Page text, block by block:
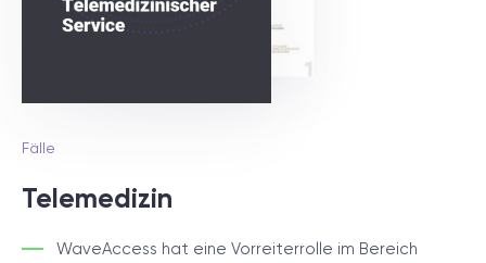
Fälle
Telemedizin
WaveAccess hat eine Vorreiterrolle im Bereich